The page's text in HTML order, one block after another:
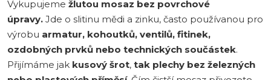
Vykupujeme žlutou mosaz bez povrchové
úpravy. Jde o slitinu mědi a zinku, často používanou pro
výrobu armatur, kohoutků, ventilů, fitinek,
ozdobných prvků nebo technických součástek.
Přijímáme jak kusový šrot, tak plechy bez železných